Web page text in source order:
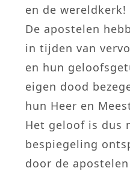
en de wereldkerk!
De apostelen
in tijden van
en hun
eigen dood
hun Heer en
Het geloof is dus
bespiegeling
door de